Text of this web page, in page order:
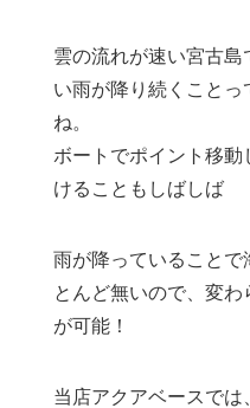
雲の流れが速い宮古
い雨が降り続くことっ
ね。
ボートでポイント移
けることもしばしば
雨が降っていることで
とんど無いので、変
が可能！
当店アクアベースで